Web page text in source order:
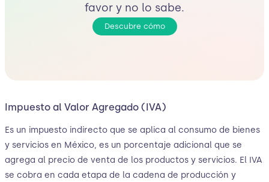
favor y no lo sabe.
Descubre cómo
Impuesto al Valor Agregado (IVA)
Es un impuesto indirecto que se aplica al consumo de bienes
y servicios en México, es un porcentaje adicional que se
agrega al precio de venta de los productos y servicios. El IVA
se cobra en cada etapa de la cadena de producción y